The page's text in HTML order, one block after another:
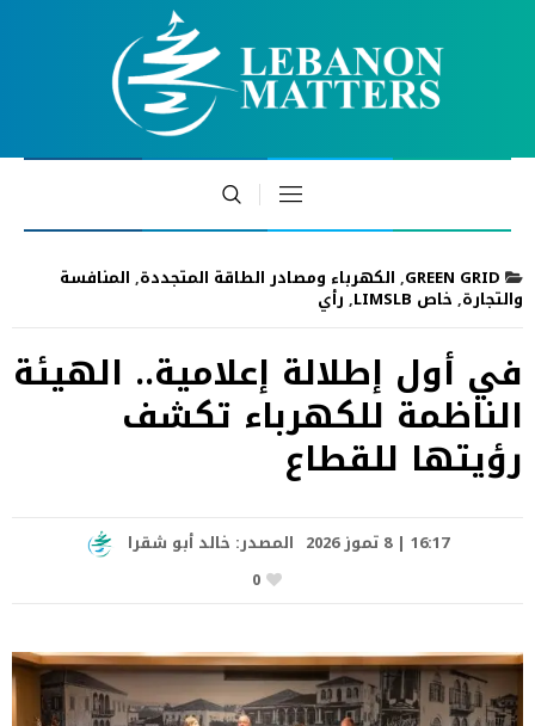
GREEN GRID
, الكهرباء ومصادر الطاقة المتجددة, المنافسة
والتجارة, خاص LIMSLB , رأي
في أول إطلالة إعلامية.. الهيئة
الناظمة للكهرباء تكشف
رؤيتها للقطاع
16:17 | 8 تموز 2026 المصدر: خالد أبو شقرا
0